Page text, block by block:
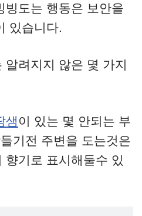
빙도는 행동은 보안을
있습니다.
알려지지 않은 몇 가지
샘 이 있는 몇 안되는 부
기전 주변을 도는것은
향기로 표시해둘수 있